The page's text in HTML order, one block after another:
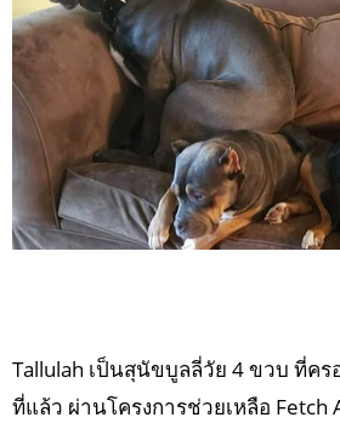
Tallulah เป็นสุนัขบูลลี่วัย 4 ขวบ ที่คร
ที่แล้ว ผ่านโครงการช่วยเหลือ Fetch